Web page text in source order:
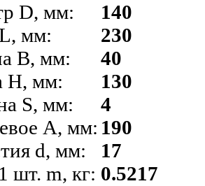
D, мм:
мм:
B, мм:
H, мм:
S, мм:
A, мм:
d, мм:
шт. m, кг:
140
230
40
130
4
190
17
0.5217